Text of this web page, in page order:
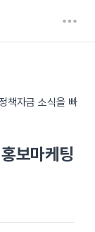
책자금 소식을 빠
보마케팅